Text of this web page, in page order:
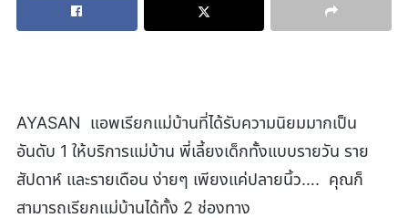
AYASAN แอพเรียกแม่บ้านที่ได้รับความนิยมมากเป็น
อันดับ 1 ให้บริการแม่บ้าน พี่เลี้ยงเด็กทั้งแบบรายวัน ราย
สัปดาห์ และรายเดือน ง่ายๆ เพียงแค่ปลายนิ้ว…. คุณก็
สามารถเรียกแม่บ้านได้ทั้ง 2 ช่องทาง